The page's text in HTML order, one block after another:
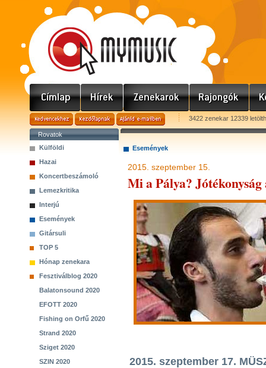
3422 zenekar 12339
Rovatok
Külföldi
Hazai
Koncertbeszámoló
Lemezkritika
Interjú
Események
Gitársuli
TOP 5
Hónap zenekara
Fesztiválblog 2020
Balatonsound 2020
EFOTT 2020
Fishing on Orfű 2020
Strand 2020
Sziget 2020
SZIN 2020
Események
2015. szeptember 15.
Mi a Pálya?
2015. szeptember 17.